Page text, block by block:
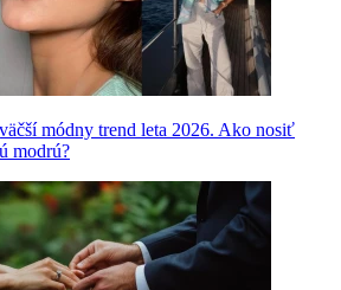
módny trend leta 2026. Ako nosiť
modrú?